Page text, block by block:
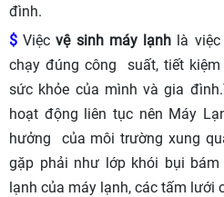
đình.
$ Việcvệ sinh máy lạnh là
chạy đúng công suất, tiết
sức khỏe của mình và gia
hoạt động liên tục nên Máy
hưởng của môi trường xung
gặp phải như lớp khói bụi
lạnh của máy lạnh, các tấm lưới